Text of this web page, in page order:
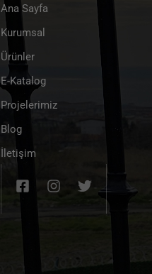
Ana Sayfa
Kurumsal
Ürünler
E-Katalog
Projelerimiz
Blog
İletişim